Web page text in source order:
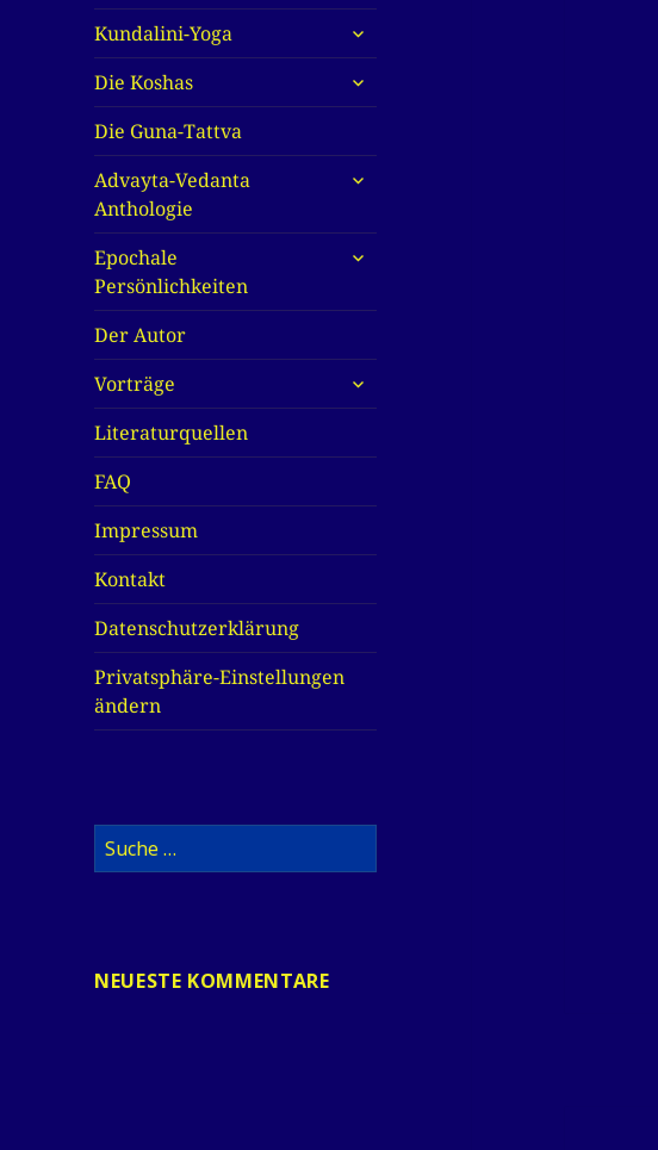
Kundalini-Yoga
untermenü
anzeigen
Die Koshas
untermenü
anzeigen
Die Guna-Tattva
Advayta-Vedanta
Anthologie
untermenü
Epochale
Persönlichkeiten
untermenü
Der Autor
Vorträge
untermenü
anzeigen
Literaturquellen
FAQ
Impressum
Kontakt
Datenschutzerklärung
Privatsphäre-Einstellungen
ändern
Suche
nach:
NEUESTE KOMMENTARE